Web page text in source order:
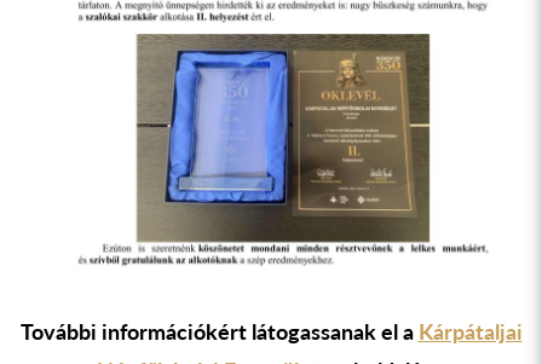
További információkért látogassanak el a Kárpátaljai